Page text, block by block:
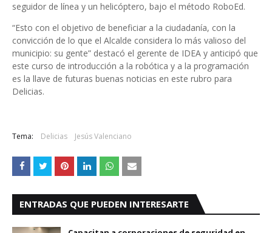
seguidor de línea y un helicóptero, bajo el método RoboEd.
“Esto con el objetivo de beneficiar a la ciudadanía, con la
convicción de lo que el Alcalde considera lo más valioso del
municipio: su gente” destacó el gerente de IDEA y anticipó que
este curso de introducción a la robótica y a la programación
es la llave de futuras buenas noticias en este rubro para
Delicias.
Tema: Delicias Jesús Valenciano
ENTRADAS QUE PUEDEN INTERESARTE